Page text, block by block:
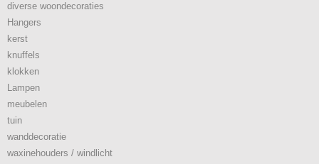
diverse woondecoraties
Hangers
kerst
knuffels
klokken
Lampen
meubelen
tuin
wanddecoratie
waxinehouders / windlicht